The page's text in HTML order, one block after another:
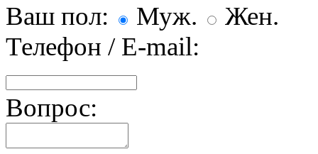
Ваш пол: Муж.
Жен.
Телефон / E-mail:
Вопрос: